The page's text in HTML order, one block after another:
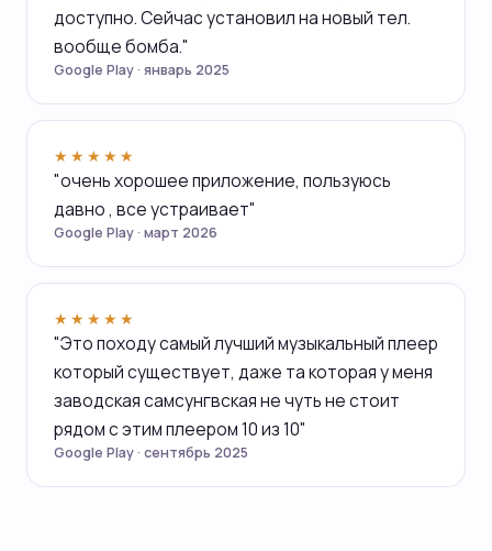
доступно. Сейчас установил на новый тел.
вообще бомба."
Google Play · январь 2025
★★★★★
"очень хорошее приложение, пользуюсь
давно , все устраивает"
Google Play · март 2026
★★★★★
"Это походу самый лучший музыкальный плеер
который существует, даже та которая у меня
заводская самсунгвская не чуть не стоит
рядом с этим плеером 10 из 10"
Google Play · сентябрь 2025